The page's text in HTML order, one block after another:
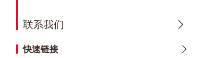
联系我们
快速链接